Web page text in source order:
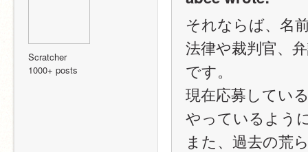
Scratcher
1000+ posts
それならば、名
法律や裁判官、
です。
現在応募してい
やっているよう
また、過去の荒